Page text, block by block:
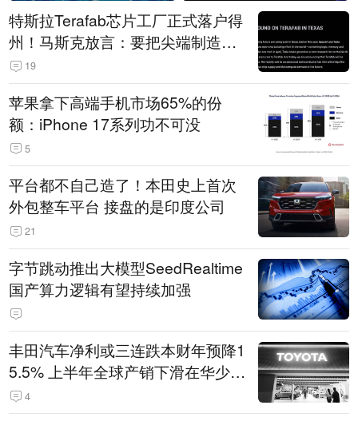
特斯拉Terafab芯片工厂正式落户得
州！马斯克放言：要把尖端制造带
回美国
19
苹果拿下高端手机市场65%的份
额：iPhone 17系列功不可没
5
平台都不自己造了！本田史上首次
外包整车平台 接盘的是印度公司
21
字节跳动推出大模型SeedRealtime
国产算力逻辑有望持续加强
丰田汽车净利或三连跌本财年预降1
5.5% 上半年全球产销下滑在华少卖
14.3万辆
4